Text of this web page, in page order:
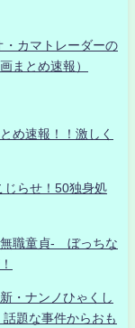
カマトレーダーの
まとめ速報）
め速報！！激しく
じらせ！50独身処
職童貞- ぼっちな
・ナンノひゃくし
題な事件からおも